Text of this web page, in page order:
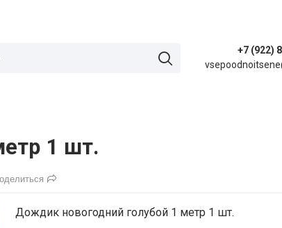
+7 (922)
1 шт.
Дождик новогодний голубой 1 метр 1 шт.